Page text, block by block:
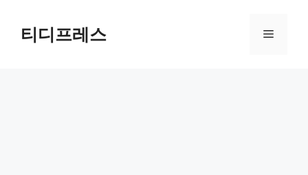
티디프레스 메